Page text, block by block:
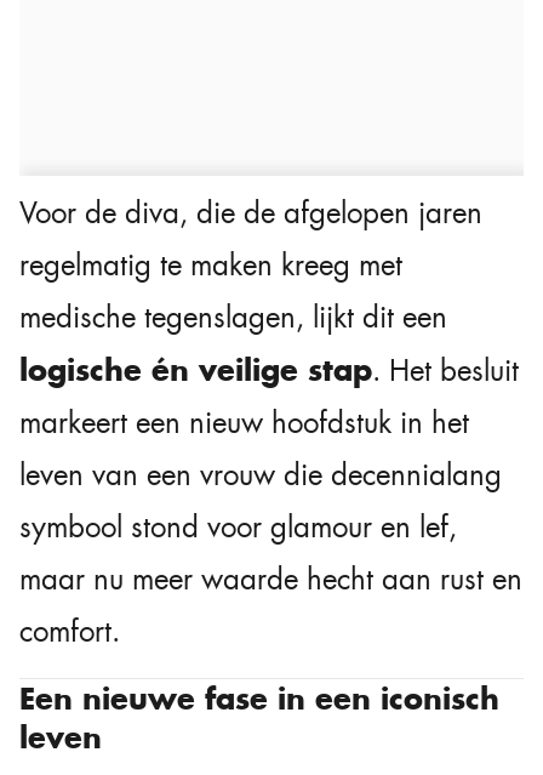
Voor de diva, die de afgelopen jaren
regelmatig te maken kreeg met
medische tegenslagen, lijkt dit een
logische én veilige stap. Het besluit
markeert een nieuw hoofdstuk in het
leven van een vrouw die decennialang
symbool stond voor glamour en lef,
maar nu meer waarde hecht aan rust en
comfort.
Een nieuwe fase in een iconisch
leven